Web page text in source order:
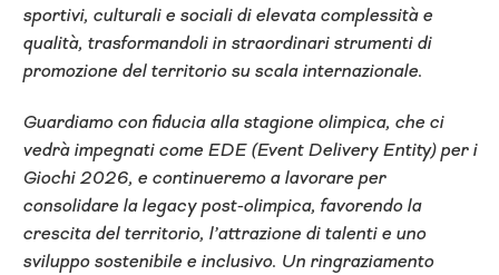
sportivi, culturali e sociali di elevata complessità e
qualità, trasformandoli in straordinari strumenti di
promozione del territorio su scala internazionale.
Guardiamo con fiducia alla stagione olimpica, che ci
vedrà impegnati come EDE (Event Delivery Entity) per i
Giochi 2026, e continueremo a lavorare per
consolidare la legacy post-olimpica, favorendo la
crescita del territorio, l’attrazione di talenti e uno
sviluppo sostenibile e inclusivo. Un ringraziamento